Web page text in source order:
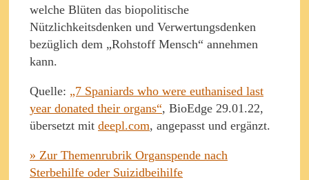
welche Blüten das biopolitische
Nützlichkeitsdenken und Verwertungsdenken
bezüglich dem „Rohstoff Mensch“ annehmen
kann.
Quelle: „7 Spaniards who were euthanised last
year donated their organs“, BioEdge 29.01.22,
übersetzt mit deepl.com, angepasst und ergänzt.
» Zur Themenrubrik Organspende nach
Sterbehilfe oder Suizidbeihilfe